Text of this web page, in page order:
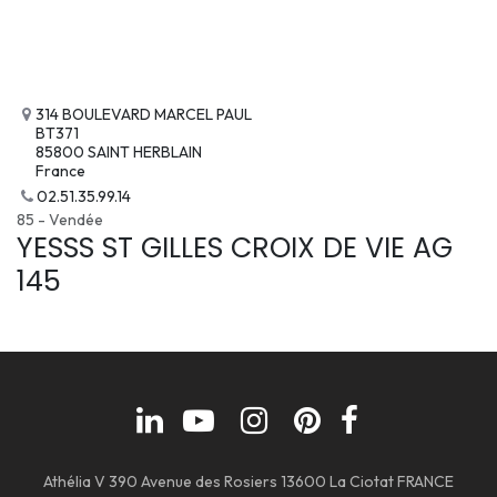
314 BOULEVARD MARCEL PAUL
BT371
85800 SAINT HERBLAIN
France
02.51.35.99.14
85 - Vendée
YESSS ST GILLES CROIX DE VIE AG
145
Athélia V 390 Avenue des Rosiers 13600 La Ciotat FRANCE